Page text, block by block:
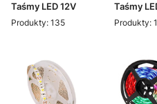
Taśmy LED 12V
Produkty: 135
Taśmy
Produkty: